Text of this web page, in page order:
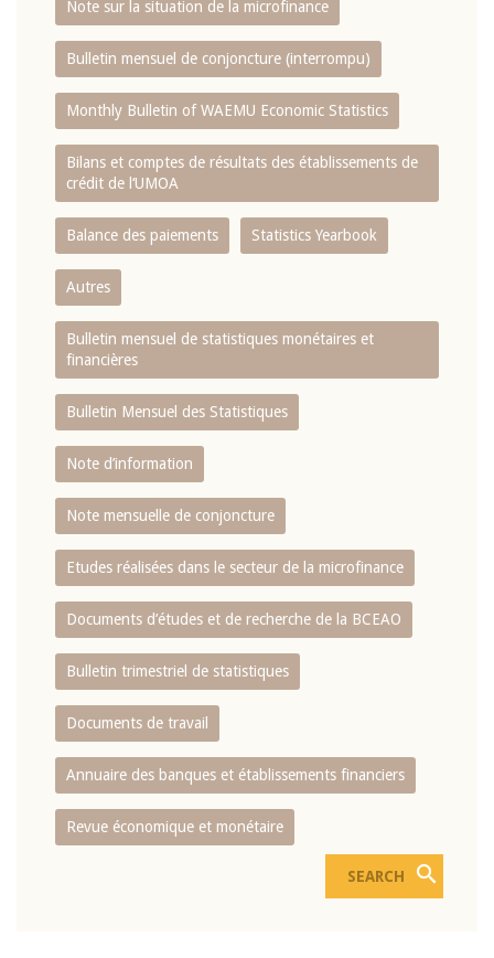
Note sur la situation de la microfinance
Bulletin mensuel de conjoncture (interrompu)
Monthly Bulletin of WAEMU Economic Statistics
Bilans et comptes de résultats des établissements de
crédit de l‘UMOA
Balance des paiements Statistics Yearbook
Autres
Bulletin mensuel de statistiques monétaires et
financières
Bulletin Mensuel des Statistiques
Note d’information
Note mensuelle de conjoncture
Etudes réalisées dans le secteur de la microfinance
Documents d’études et de recherche de la BCEAO
Bulletin trimestriel de statistiques
Documents de travail
Annuaire des banques et établissements financiers
Revue économique et monétaire